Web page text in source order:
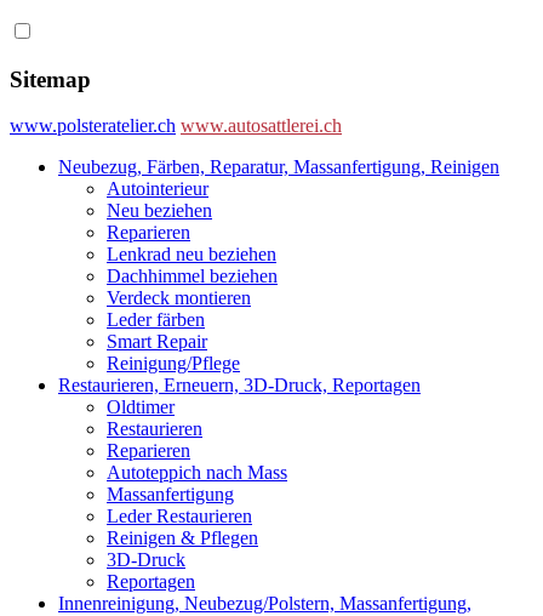
Sitemap
www.polsteratelier.ch www.autosattlerei.ch
Neubezug, Färben, Reparatur, Massanfertigung, Reinigen
Autointerieur
Neu beziehen
Reparieren
Lenkrad neu beziehen
Dachhimmel beziehen
Verdeck montieren
Leder färben
Smart Repair
Reinigung/Pflege
Restaurieren, Erneuern, 3D-Druck, Reportagen
Oldtimer
Restaurieren
Reparieren
Autoteppich nach Mass
Massanfertigung
Leder Restaurieren
Reinigen & Pflegen
3D-Druck
Reportagen
Innenreinigung, Neubezug/Polstern, Massanfertigung,